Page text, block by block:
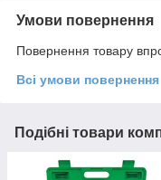
Умови повернення
Повернення товару
Всі умови повернення
Подібні товари